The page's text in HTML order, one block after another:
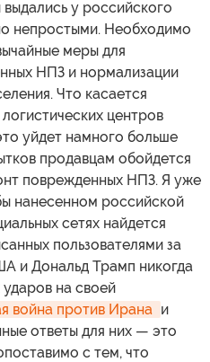
у российского
непростыми. Необходимо
меры для
НПЗ и нормализации
Что касается
центров
уйдет намного больше
продавцам обойдется
поврежденных НПЗ. Я уже
нанесенном российской
сетях найдется
пользователями за
и Дональд Трамп никогда
на своей
война против Ирана и
ответы для них — это
с тем, что